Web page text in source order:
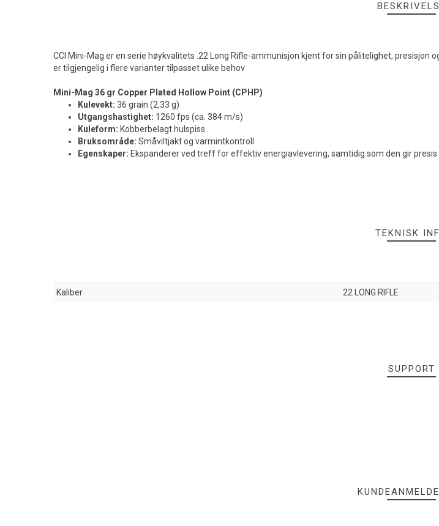
CCI Mini-Mag er en serie høykvalitets .22 Long Rifle-ammunisjon kjent for sin pålitelighet, presisjon
er tilgjengelig i flere varianter tilpasset ulike behov
Mini-Mag 36 gr Copper Plated Hollow Point (CPHP)
Kulevekt: 36 grain (2,33 g)
Utgangshastighet: 1260 fps (ca. 384 m/s)
Kuleform: Kobberbelagt hulspiss
Bruksområde: Småviltjakt og varmintkontroll
Egenskaper: Ekspanderer ved treff for effektiv energiavlevering, samtidig som den gir presis
TEKNISK
Kaliber 22 LONG RIFLE
SUPPORT